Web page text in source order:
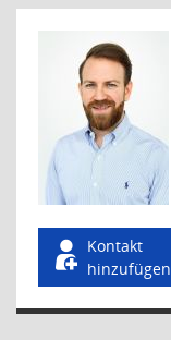
Kontakt
hinzufügen